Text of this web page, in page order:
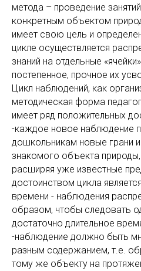
метода – проведение
конкретным объектом
имеет свою цель и
цикле осуществляется
знаний на отдельные
постепенное, прочное их
Цикл наблюдений, как
методическая форма
имеет ряд положительных
-каждое новое наблюдение
дошкольникам новые грани
знакомого объекта
расширяя уже известные
достоинством цикла
времени - наблюдения
образом, чтобы следовать
достаточно длительное
-наблюдение должно быть
разным содержанием, т.е.
тому же объекту на